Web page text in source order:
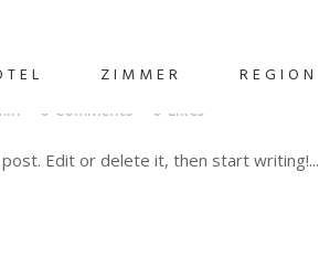
ZIMMER REGION
world!
0 Comments 0 Likes
Edit or delete it, then start writing!...